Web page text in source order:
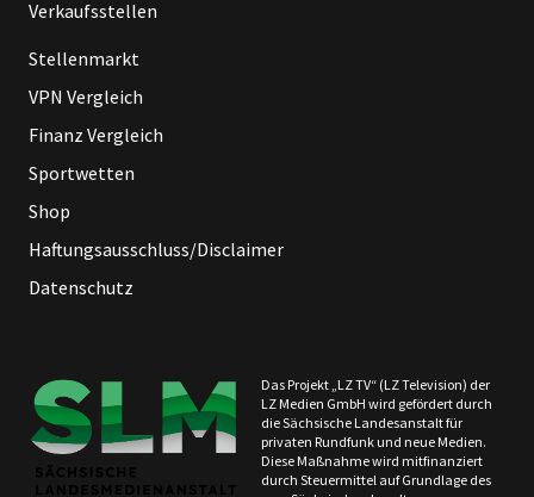
Verkaufsstellen
Stellenmarkt
VPN Vergleich
Finanz Vergleich
Sportwetten
Shop
Haftungsausschluss/Disclaimer
Datenschutz
Das Projekt „LZ TV“ (LZ Television) der
LZ Medien GmbH wird gefördert durch
die Sächsische Landesanstalt für
privaten Rundfunk und neue Medien.
Diese Maßnahme wird mitfinanziert
durch Steuermittel auf Grundlage des